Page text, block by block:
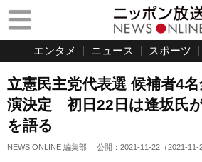
エンタメ ニュース スポーツ
立憲民主党代表選 候補者4
演決定 初日22日は逢坂氏
を語る
NEWS ONLINE 編集部 公開： 2021-11-22 （2021-11-